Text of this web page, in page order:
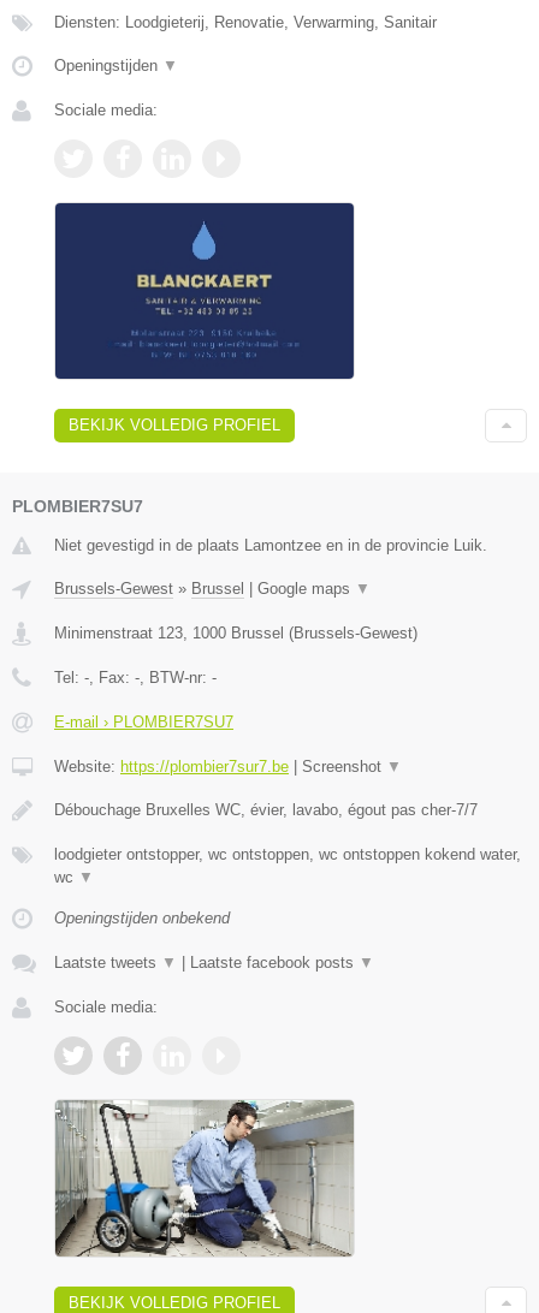
Diensten: Loodgieterij, Renovatie, Verwarming, Sanitair
Openingstijden ▼
Sociale media:
BEKIJK VOLLEDIG PROFIEL
PLOMBIER7SU7
Niet gevestigd in de plaats Lamontzee en in de provincie Luik.
Brussels-Gewest » Brussel | Google maps ▼
Minimenstraat 123 1000 Brussel (Brussels-Gewest)
Tel: - , Fax: - , BTW-nr: -
E-mail › PLOMBIER7SU7
Website: https://plombier7sur7.be | Screenshot ▼
Débouchage Bruxelles WC, évier, lavabo, égout pas cher-7/7
loodgieter ontstopper, wc ontstoppen, wc ontstoppen kokend water,
wc ▼
Openingstijden onbekend
Laatste tweets ▼ | Laatste facebook posts ▼
Sociale media:
BEKIJK VOLLEDIG PROFIEL